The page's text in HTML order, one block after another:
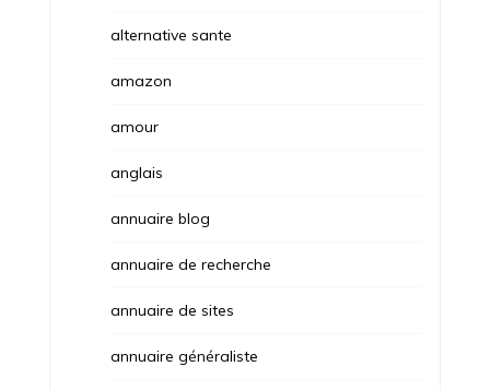
alternative sante
amazon
amour
anglais
annuaire blog
annuaire de recherche
annuaire de sites
annuaire généraliste